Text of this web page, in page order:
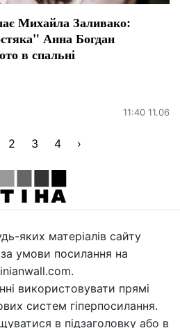
Михайла Заливако:
Анна Богдан
в спальні
11:40 11.06
2 3 4 ›
яких матеріалів сайту
умови посилання на
використовувати прямі
систем гіперпосилання.
в підзаголовку або в